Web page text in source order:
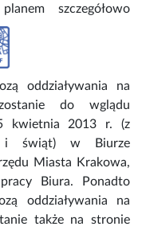
szczegółowo
oddziaływania na
do wglądu
kwietnia 2013 r. (z
i świąt) w Biurze
Miasta Krakowa,
Biura. Ponadto
oddziaływania na
także na stronie